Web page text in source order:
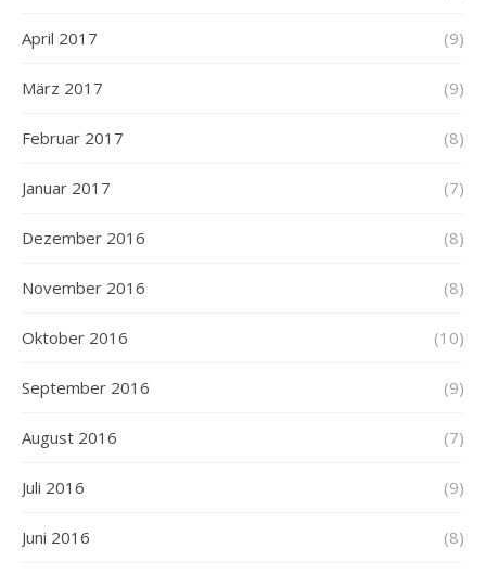
April 2017 (9)
März 2017 (9)
Februar 2017 (8)
Januar 2017 (7)
Dezember 2016 (8)
November 2016 (8)
Oktober 2016 (10)
September 2016 (9)
August 2016 (7)
Juli 2016 (9)
Juni 2016 (8)